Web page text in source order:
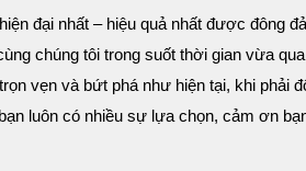
đại nhất – hiệu quả nhất được đông
chúng tôi trong suốt thời gian vừa
vẹn và bứt phá như hiện tại, khi phải
luôn có nhiều sự lựa chọn, cảm ơn